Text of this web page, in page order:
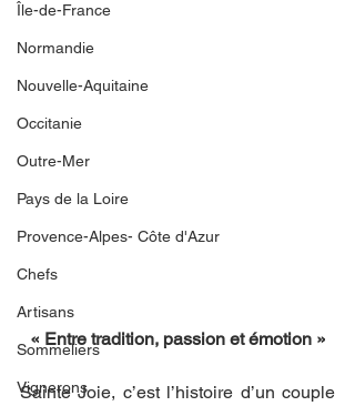
Île-de-France
Normandie
Nouvelle-Aquitaine
Occitanie
Outre-Mer
Pays de la Loire
Provence-Alpes- Côte d'Azur
Chefs
Artisans
Sommeliers
Vignerons
« Entre tradition, passion et émotion »
Sainte Joie, c’est l’histoire d’un couple